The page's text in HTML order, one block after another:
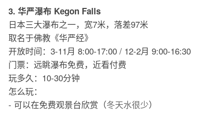
3. 华严瀑布 Kegon Falls
日本三大瀑布之一，宽7米，落差97米
取名于佛教《华严经》
开放时间：3-11月 8:00-17:00 / 12-2月 9:00-16:30
门票：远眺瀑布免费，近看付费
玩多久：10-30分钟
怎么玩：
- 可以在免费观景台欣赏（冬天水很少）